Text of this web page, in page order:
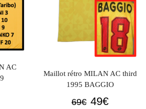
AC
Maillot rétro MILAN AC third
1995 BAGGIO
69€ Le
49€Le